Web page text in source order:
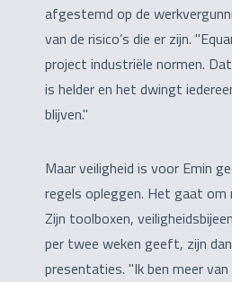
afgestemd op de
van de risico’s die er zijn.
project industriële normen.
is helder en het dwingt
blijven."
Maar veiligheid is voor Emin
regels opleggen. Het gaat om
Zijn toolboxen,
per twee weken geeft, zijn
presentaties. "Ik ben meer